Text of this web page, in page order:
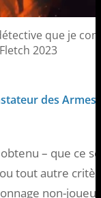
que je
2023
des Armes
– que ce
tout autre
non-